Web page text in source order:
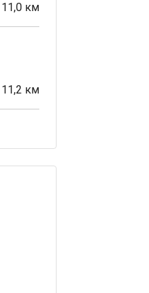
11,0 км
11,2 км